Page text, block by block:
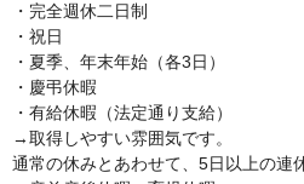
・完全週休二日制
・祝日
・夏季、年末年始（各3日）
・慶弔休暇
・有給休暇（法定通り支給）
→取得しやすい雰囲気です。
通常の休みとあわせて、5日以上の連